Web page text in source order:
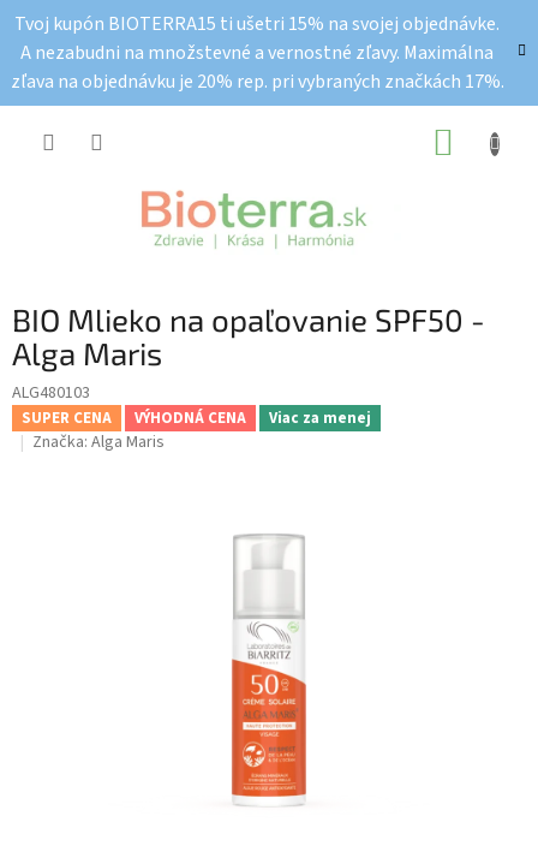
obsah
Tvoj kupón BIOTERRA15 ti ušetri 15% na svojej objednávke.
A nezabudni na množstevné a vernostné zľavy. Maximálna
zľava na objednávku je 20% rep. pri vybraných značkách 17%.
BIO Mlieko na opaľovanie SPF50 -
Alga Maris
ALG480103
SUPER CENA VÝHODNÁ CENA Viac za menej
Značka: Alga Maris